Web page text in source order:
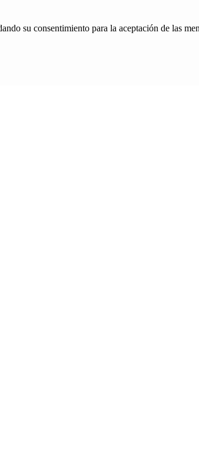
su consentimiento para la aceptación de las